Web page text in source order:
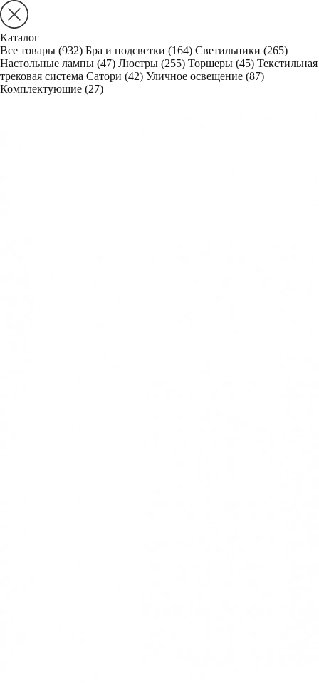
Каталог
Все товары (932) Бра и подсветки (164) Светильники (265)
Настольные лампы (47) Люстры (255) Торшеры (45) Текстильная
трековая система Сатори (42) Уличное освещение (87)
Комплектующие (27)